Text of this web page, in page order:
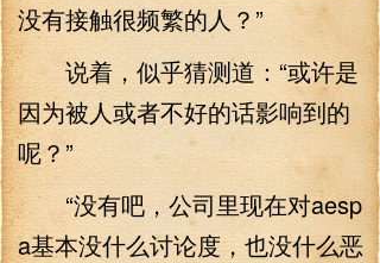
没有接触很频繁的人？”
说着，似乎猜测道：“或许是
因为被人或者不好的话影响到的
呢？”
“没有吧，公司里现在对aesp
a基本没什么讨论度，也没什么恶